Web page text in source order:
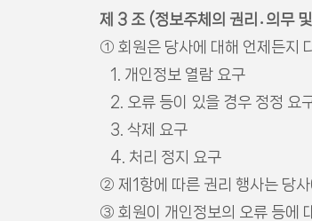
제 3 조 (정보주체의 권리․의무
① 회원은 당사에 대해 언제든지
1. 개인정보 열람 요구
2. 오류 등이 있을 경우 정정 요
3. 삭제 요구
4. 처리 정지 요구
② 제1항에 따른 권리 행사는 당
③ 회원이 개인정보의 오류 등에